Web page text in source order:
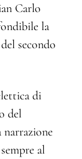
Carlo
la
secondo
di
del
narrazione
al